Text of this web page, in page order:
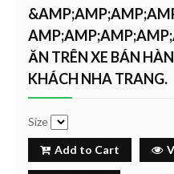
ĂN TRÊN XE BÁN
KHÁCH NHA TRANG.
Size
Add to Cart